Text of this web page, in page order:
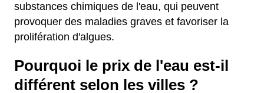
substances chimiques de l'eau, qui peuvent
provoquer des maladies graves et favoriser la
prolifération d'algues.
Pourquoi le prix de l'eau est-il
différent selon les villes ?